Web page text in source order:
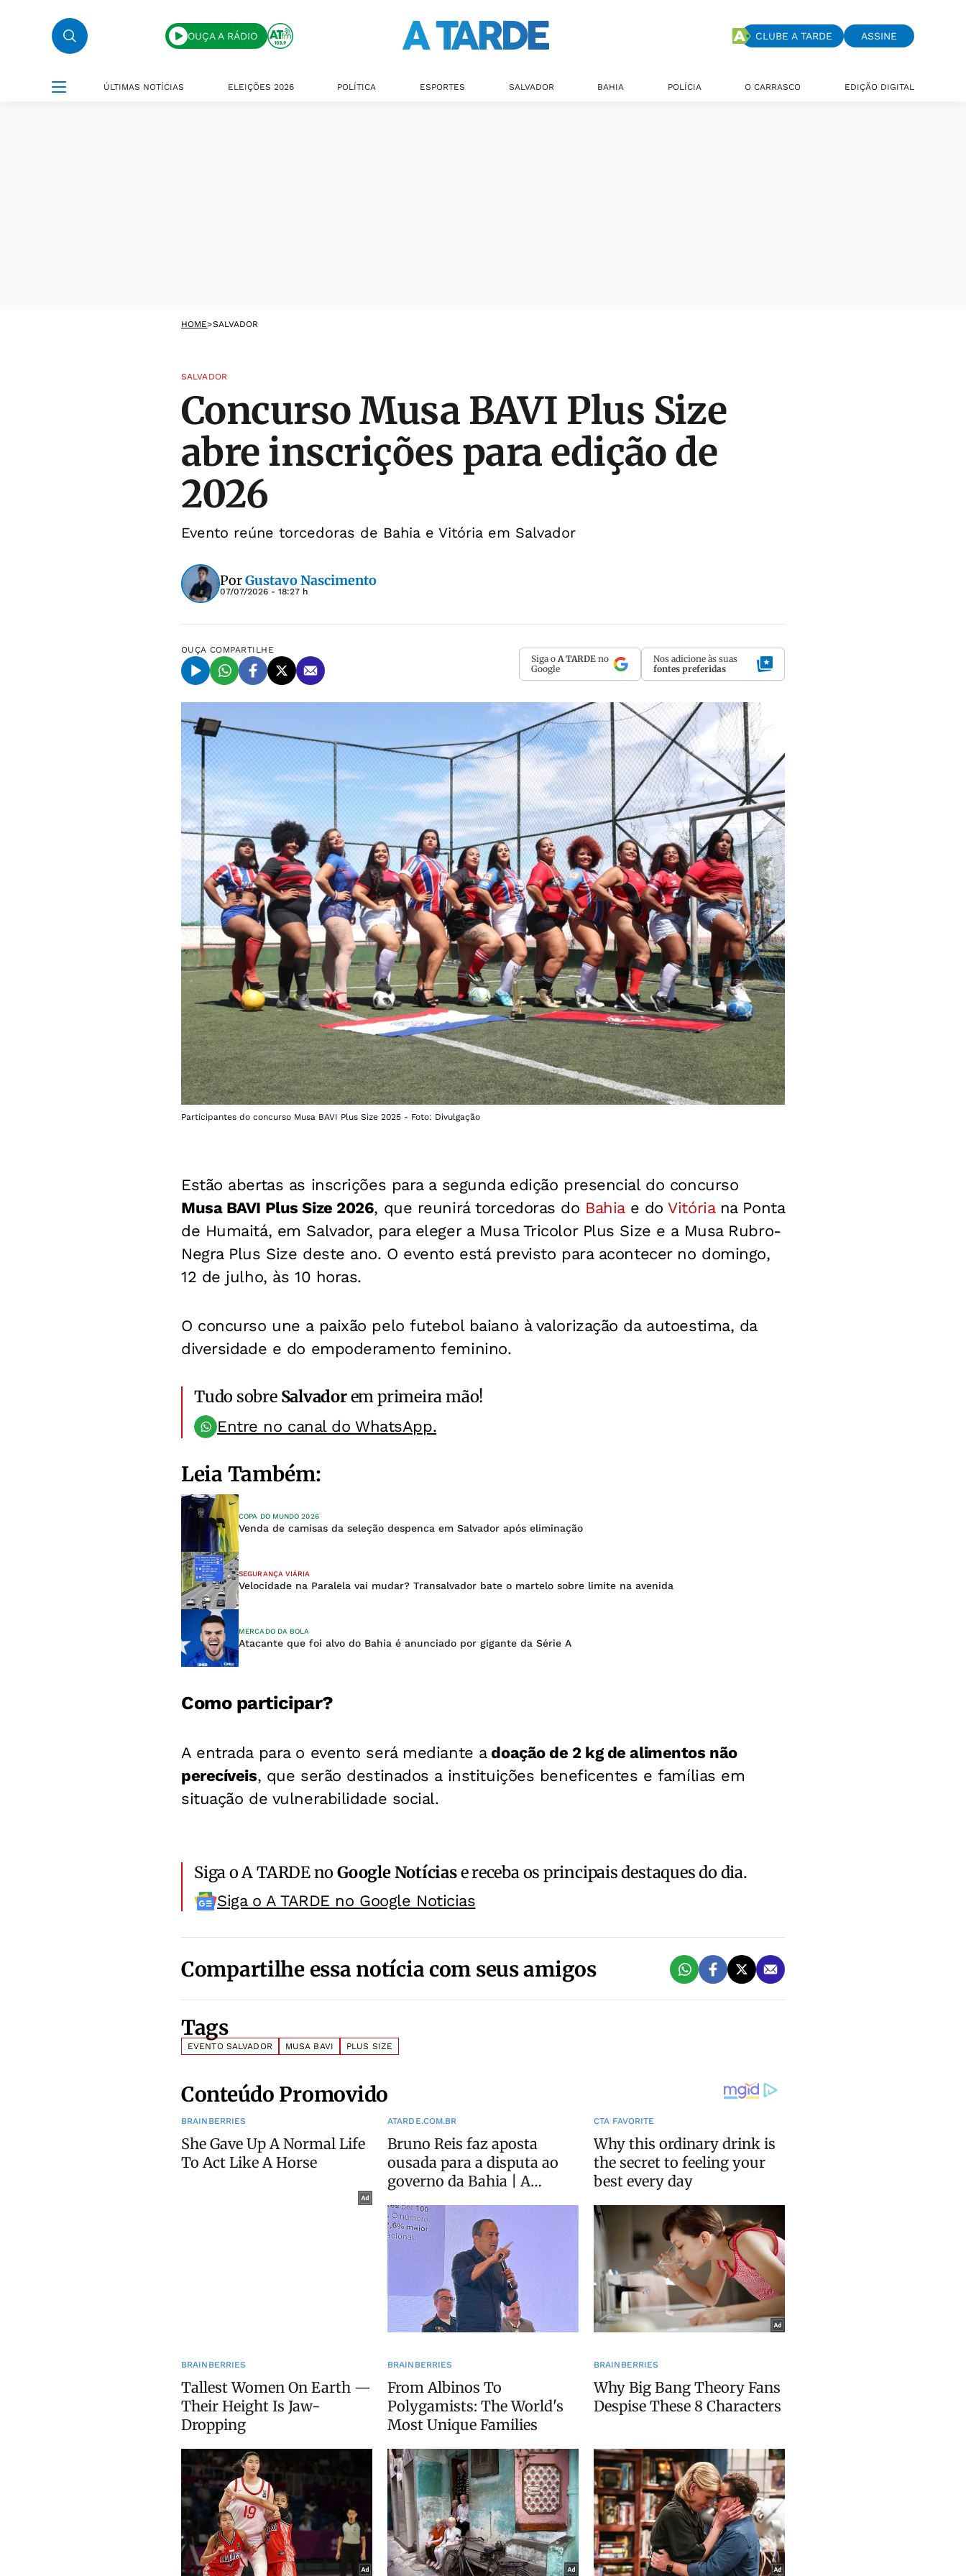
OUÇA A RÁDIO CLUBE A TARDE ASSINE
ÚLTIMAS NOTÍCIAS ELEIÇÕES 2026 POLÍTICA ESPORTES SALVADOR BAHIA POLÍCIA O CARRASCO EDIÇÃO DIGITAL
HOME>SALVADOR
SALVADOR
Concurso Musa BAVI Plus Size
abre inscrições para edição de
2026
Evento reúne torcedoras de Bahia e Vitória em Salvador
PorGustavo Nascimento
07/07/2026 - 18:27 h
OUÇA COMPARTILHE
Siga o A TARDE no
Google
Nos adicione às suas
fontes preferidas
Participantes do concurso Musa BAVI Plus Size 2025 - Foto: Divulgação
Estão abertas as inscrições para a segunda edição presencial do concurso
Musa BAVI Plus Size 2026, que reunirá torcedoras do Bahiae doVitóriana Ponta
de Humaitá, em Salvador, para eleger a Musa Tricolor Plus Size e a Musa Rubro-
Negra Plus Size deste ano. O evento está previsto para acontecer no domingo,
12 de julho, às 10 horas.
O concurso une a paixão pelo futebol baiano à valorização da autoestima, da
diversidade e do empoderamento feminino.
Tudo sobre Salvadorem primeira mão!
Entre no canal do WhatsApp.
Leia Também:
COPA DO MUNDO 2026
Venda de camisas da seleção despenca em Salvador após eliminação
SEGURANÇA VIÁRIA
Velocidade na Paralela vai mudar? Transalvador bate o martelo sobre limite na avenida
MERCADO DA BOLA
Atacante que foi alvo do Bahia é anunciado por gigante da Série A
Como participar?
A entrada para o evento será mediante adoação de 2 kg de alimentos não
perecíveis, que serão destinados a instituições beneficentes e famílias em
situação de vulnerabilidade social.
Siga o A TARDE noGoogle Notíciase receba os principais destaques do dia.
Siga o A TARDE no Google Noticias
Compartilhe essa notícia com seus amigos
Tags
EVENTO SALVADOR MUSA BAVI PLUS SIZE